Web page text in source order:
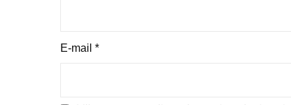
E-mail *